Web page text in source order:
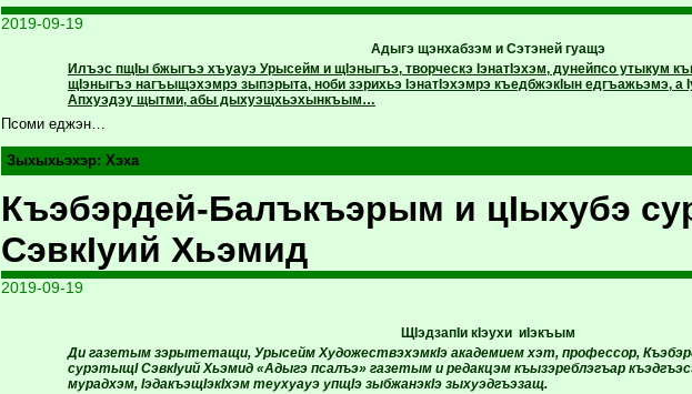
2019-09-19
Адыгэ щэнхабзэм и Сэтэней гуащэ
Илъэс пщIы бжыгъэ хъуауэ Урысейм и щIэныгъэ, творческэ IэнатIэхэм, дунейпсо утыкум
щIэныгъэ нагъыщэхэмрэ зыпэрыта, ноби зэрихьэ IэнатIэхэмрэ къедбжэкIын едгъажьэмэ, а
Апхуэдэу щытми, абы дыхуэщхьэхынкъым…
Псоми еджэн…
Зыхыхьэхэр: Хэха
Къэбэрдей-Балъкъэрым и цIыхубэ
СэвкIуий Хьэмид
2019-09-19
ЩIэдзапIи кIэухи иIэкъым
Ди газетым зэрытетащи, Урысейм ХудожествэхэмкIэ академием хэт, профессор,
сурэтыщI СэвкIуий Хьэмид «Адыгэ псалъэ» газетым и редакцэм къызэреблэгъар
мурадхэм, IэдакъэщIэкIхэм теухуауэ упщIэ зыбжанэкIэ зыхуэдгъэзащ.